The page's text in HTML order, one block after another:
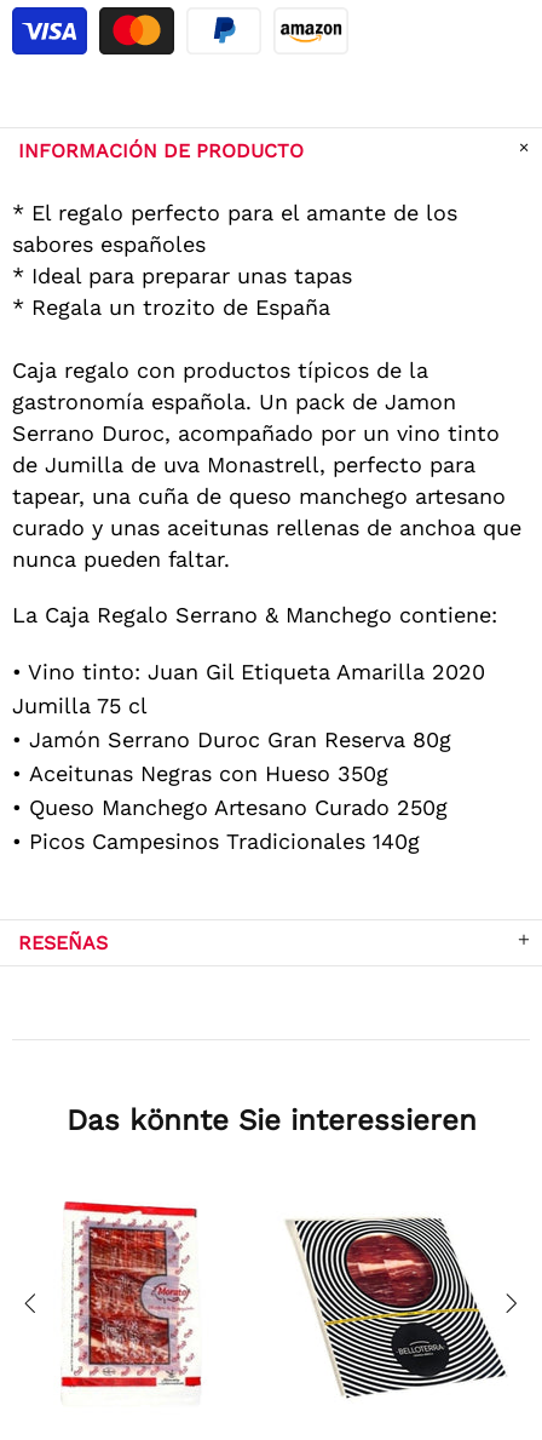
INFORMACIÓN DE PRODUCTO
* El regalo perfecto para el amante de los
sabores españoles
* Ideal para preparar unas tapas
* Regala un trozito de España
Caja regalo con productos típicos de la
gastronomía española. Un pack de Jamon
Serrano Duroc, acompañado por un vino tinto
de Jumilla de uva Monastrell, perfecto para
tapear, una cuña de queso manchego artesano
curado y unas aceitunas rellenas de anchoa que
nunca pueden faltar.
La Caja Regalo Serrano & Manchego contiene:
• Vino tinto: Juan Gil Etiqueta Amarilla 2020
Jumilla 75 cl
• Jamón Serrano Duroc Gran Reserva 80g
• Aceitunas Negras con Hueso 350g
• Queso Manchego Artesano Curado 250g
• Picos Campesinos Tradicionales 140g
RESEÑAS
Das könnte Sie interessieren